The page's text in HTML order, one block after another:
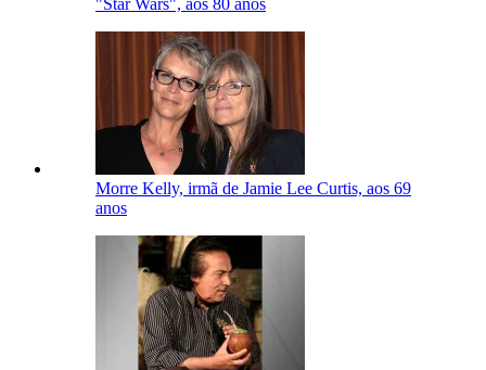
Morre Kelly, irmã de Jamie Lee Curtis, aos 69
anos